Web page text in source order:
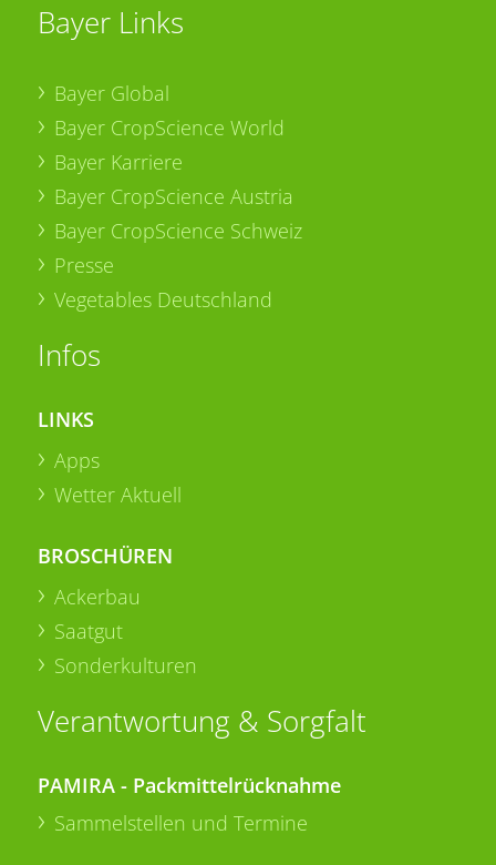
Bayer Links
Bayer Global
Bayer CropScience World
Bayer Karriere
Bayer CropScience Austria
Bayer CropScience Schweiz
Presse
Vegetables Deutschland
Infos
LINKS
Apps
Wetter Aktuell
BROSCHÜREN
Ackerbau
Saatgut
Sonderkulturen
Verantwortung & Sorgfalt
PAMIRA - Packmittelrücknahme
Sammelstellen und Termine